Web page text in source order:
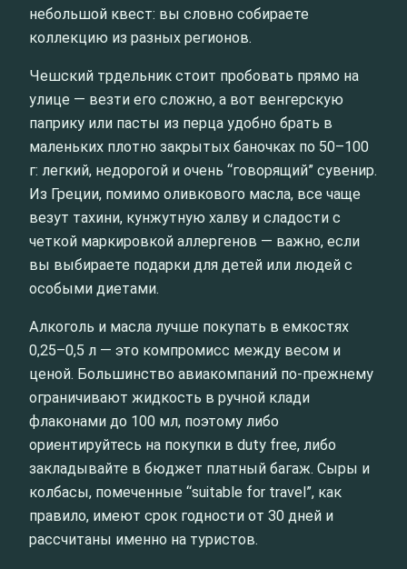
небольшой квест: вы словно собираете
коллекцию из разных регионов.
Чешский трдельник стоит пробовать прямо на
улице — везти его сложно, а вот венгерскую
паприку или пасты из перца удобно брать в
маленьких плотно закрытых баночках по 50–100
г: легкий, недорогой и очень “говорящий” сувенир.
Из Греции, помимо оливкового масла, все чаще
везут тахини, кунжутную халву и сладости с
четкой маркировкой аллергенов — важно, если
вы выбираете подарки для детей или людей с
особыми диетами.
Алкоголь и масла лучше покупать в емкостях
0,25–0,5 л — это компромисс между весом и
ценой. Большинство авиакомпаний по-прежнему
ограничивают жидкость в ручной клади
флаконами до 100 мл, поэтому либо
ориентируйтесь на покупки в duty free, либо
закладывайте в бюджет платный багаж. Сыры и
колбасы, помеченные “suitable for travel”, как
правило, имеют срок годности от 30 дней и
рассчитаны именно на туристов.